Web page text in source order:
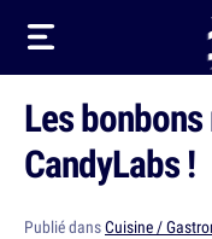
Les
CandyLabs !
Publié dansCuisine /